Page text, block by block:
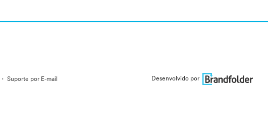
· Suporte por E-mail Desenvolvido por